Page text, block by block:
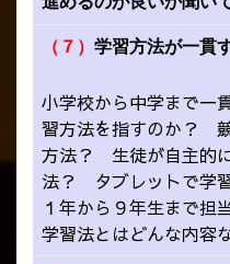
（７） 学習方法が一貫
小学校から中学まで一
習方法を指すのか？
方法？ 生徒が自主的
法？ タブレットで学
１年から９年生まで
学習法とはどんな内容